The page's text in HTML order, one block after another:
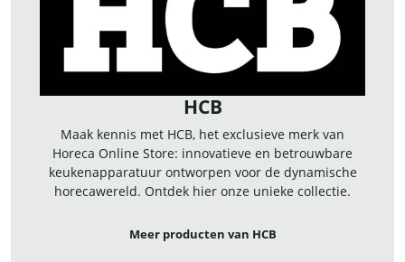
HCB
Maak kennis met HCB, het exclusieve merk van
Horeca Online Store: innovatieve en betrouwbare
keukenapparatuur ontworpen voor de dynamische
horecawereld. Ontdek hier onze unieke collectie.
Meer producten van HCB